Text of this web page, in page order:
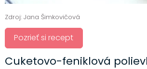
Zdroj: Jana Šimkovičová
Pozrieť si recept
Cuketovo-feniklová